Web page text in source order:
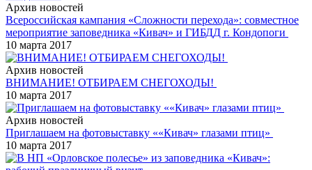
Архив новостей
Всероссийская кампания «Сложности перехода»: совместное
мероприятие заповедника «Кивач» и ГИБДД г. Кондопоги
10 марта 2017
Архив новостей
ВНИМАНИЕ! ОТБИРАЕМ СНЕГОХОДЫ!
10 марта 2017
Архив новостей
Приглашаем на фотовыставку ««Кивач» глазами птиц»
10 марта 2017